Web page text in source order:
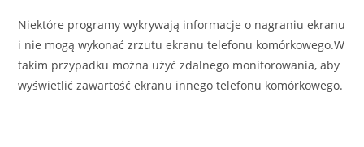
Niektóre programy wykrywają informacje o nagraniu ekranu
i nie mogą wykonać zrzutu ekranu telefonu komórkowego.W
takim przypadku można użyć zdalnego monitorowania, aby
wyświetlić zawartość ekranu innego telefonu komórkowego.